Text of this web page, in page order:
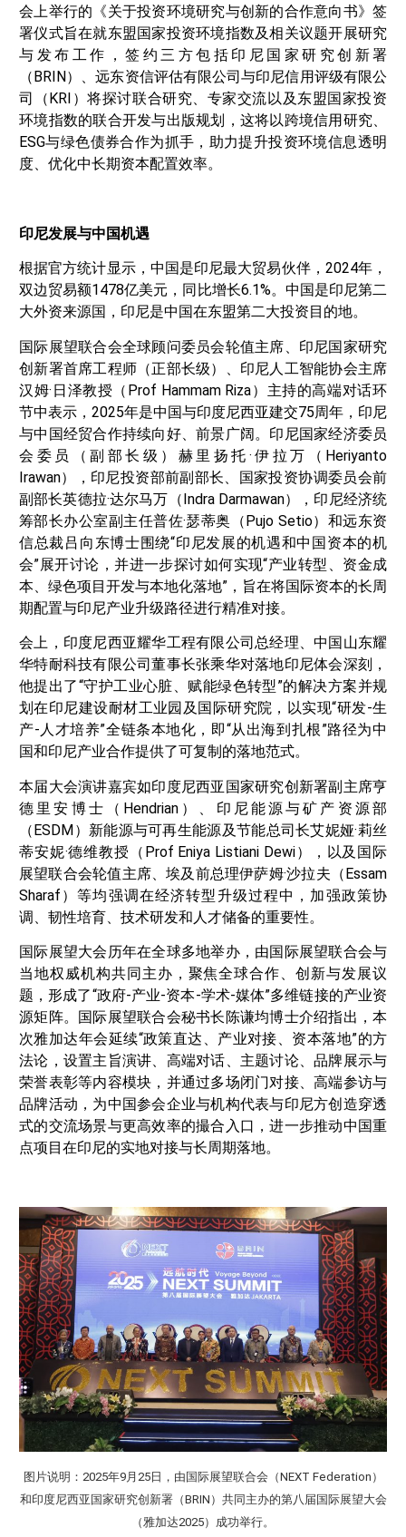
会上举行的《关于投资环境研究与创新的合作意向书》签
署仪式旨在就东盟国家投资环境指数及相关议题开展研究
与发布工作，签约三方包括印尼国家研究创新署
（BRIN）、远东资信评估有限公司与印尼信用评级有限公
司（KRI）将探讨联合研究、专家交流以及东盟国家投资
环境指数的联合开发与出版规划，这将以跨境信用研究、
ESG与绿色债券合作为抓手，助力提升投资环境信息透明
度、优化中长期资本配置效率。
印尼发展与中国机遇
根据官方统计显示，中国是印尼最大贸易伙伴，2024年，
双边贸易额1478亿美元，同比增长6.1%。中国是印尼第二
大外资来源国，印尼是中国在东盟第二大投资目的地。
国际展望联合会全球顾问委员会轮值主席、印尼国家研究
创新署首席工程师（正部长级）、印尼人工智能协会主席
汉姆·日泽教授（Prof Hammam Riza）主持的高端对话环
节中表示，2025年是中国与印度尼西亚建交75周年，印尼
与中国经贸合作持续向好、前景广阔。印尼国家经济委员
会委员（副部长级）赫里扬托·伊拉万（Heriyanto
Irawan），印尼投资部前副部长、国家投资协调委员会前
副部长英德拉·达尔马万（Indra Darmawan），印尼经济统
筹部长办公室副主任普佐·瑟蒂奥（Pujo Setio）和远东资
信总裁吕向东博士围绕“印尼发展的机遇和中国资本的机
会”展开讨论，并进一步探讨如何实现“产业转型、资金成
本、绿色项目开发与本地化落地”，旨在将国际资本的长周
期配置与印尼产业升级路径进行精准对接。
会上，印度尼西亚耀华工程有限公司总经理、中国山东耀
华特耐科技有限公司董事长张乘华对落地印尼体会深刻，
他提出了“守护工业心脏、赋能绿色转型”的解决方案并规
划在印尼建设耐材工业园及国际研究院，以实现“研发-生
产-人才培养”全链条本地化，即“从出海到扎根”路径为中
国和印尼产业合作提供了可复制的落地范式。
本届大会演讲嘉宾如印度尼西亚国家研究创新署副主席亨
德里安博士（Hendrian）、印尼能源与矿产资源部
（ESDM）新能源与可再生能源及节能总司长艾妮娅·莉丝
蒂安妮·德维教授（Prof Eniya Listiani Dewi），以及国际
展望联合会轮值主席、埃及前总理伊萨姆·沙拉夫（Essam
Sharaf）等均强调在经济转型升级过程中，加强政策协
调、韧性培育、技术研发和人才储备的重要性。
国际展望大会历年在全球多地举办，由国际展望联合会与
当地权威机构共同主办，聚焦全球合作、创新与发展议
题，形成了“政府-产业-资本-学术-媒体”多维链接的产业资
源矩阵。国际展望联合会秘书长陈谦均博士介绍指出，本
次雅加达年会延续“政策直达、产业对接、资本落地”的方
法论，设置主旨演讲、高端对话、主题讨论、品牌展示与
荣誉表彰等内容模块，并通过多场闭门对接、高端参访与
品牌活动，为中国参会企业与机构代表与印尼方创造穿透
式的交流场景与更高效率的撮合入口，进一步推动中国重
点项目在印尼的实地对接与长周期落地。
图片说明：2025年9月25日，由国际展望联合会（NEXT Federation）
和印度尼西亚国家研究创新署（BRIN）共同主办的第八届国际展望大会
（雅加达2025）成功举行。